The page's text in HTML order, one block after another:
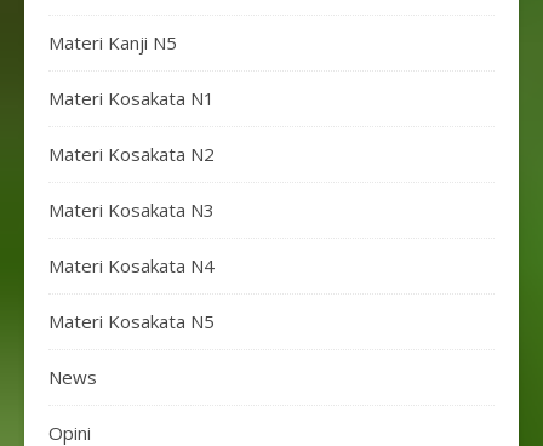
Materi Kanji N5
Materi Kosakata N1
Materi Kosakata N2
Materi Kosakata N3
Materi Kosakata N4
Materi Kosakata N5
News
Opini